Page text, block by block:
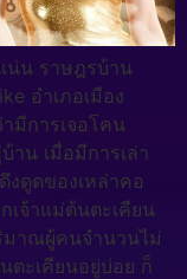
น่น ราษฎรบ้าน
อำเภอเมือง
มีการเจอโคน
น เมื่อมีการเล่า
ดูดของเหล่าคอ
เจ้าแม่ต้นตะเคียน
าณผู้คนจำนวนไม่
ตะเคียนอยู่บ่อย ก็